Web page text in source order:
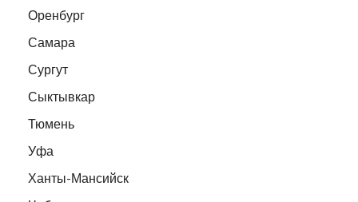
Оренбург
Самара
Сургут
Сыктывкар
Тюмень
Уфа
Ханты-Мансийск